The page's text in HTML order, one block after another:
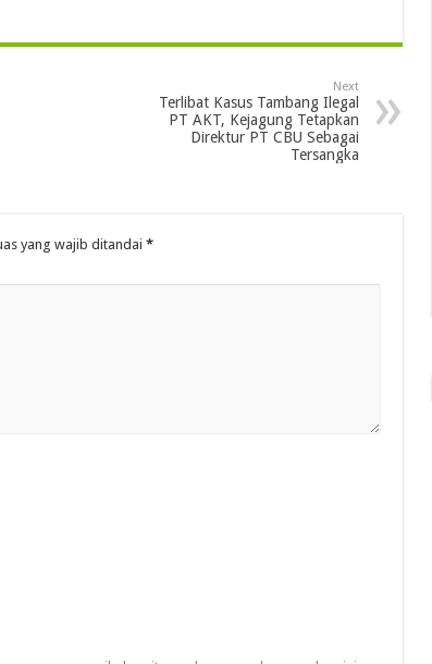
Next
Terlibat Kasus Tambang Ilegal
PT AKT, Kejagung Tetapkan
Direktur PT CBU Sebagai
Tersangka
yang wajib ditandai *